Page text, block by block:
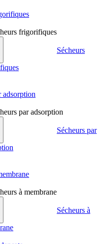
frigorifiques
Sécheurs
adsorption
par adsorption
Sécheurs par
à membrane
Sécheurs à